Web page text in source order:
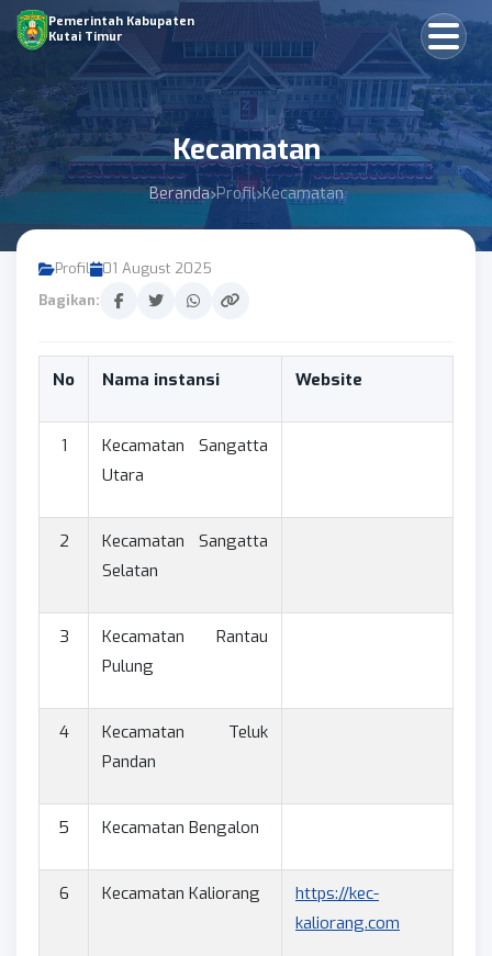
Pemerintah Kabupaten
Kutai Timur
Kecamatan
Beranda Profil Kecamatan
Profil
01 August 2025
Bagikan:
No Nama instansi Website
1
Kecamatan Sangatta
Utara
2
Kecamatan Sangatta
Selatan
3
Kecamatan Rantau
Pulung
4
Kecamatan Teluk
Pandan
5 Kecamatan Bengalon
6 Kecamatan Kaliorang
https://kec-
kaliorang.com